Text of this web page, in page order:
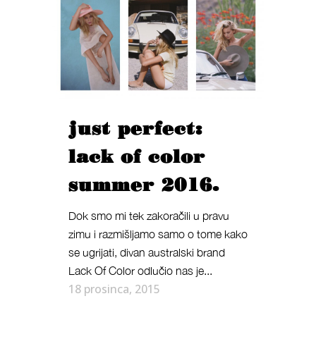
just perfect:
lack of color
summer 2016.
Dok smo mi tek zakoračili u pravu
zimu i razmišljamo samo o tome kako
se ugrijati, divan australski brand
Lack Of Color odlučio nas je...
18 prosinca, 2015